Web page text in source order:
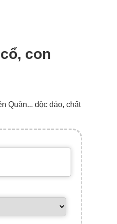
con
Quân... độc đáo, chất